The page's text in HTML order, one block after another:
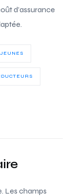
d’assurance
Les champs